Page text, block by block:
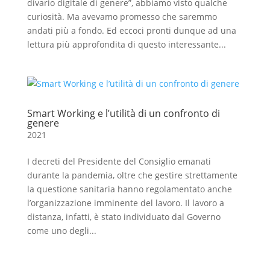
divario digitale di genere”, abbiamo visto qualche
curiosità. Ma avevamo promesso che saremmo
andati più a fondo. Ed eccoci pronti dunque ad una
lettura più approfondita di questo interessante...
Smart Working e l’utilità di un confronto di
genere
2021
I decreti del Presidente del Consiglio emanati
durante la pandemia, oltre che gestire strettamente
la questione sanitaria hanno regolamentato anche
l’organizzazione imminente del lavoro. Il lavoro a
distanza, infatti, è stato individuato dal Governo
come uno degli...